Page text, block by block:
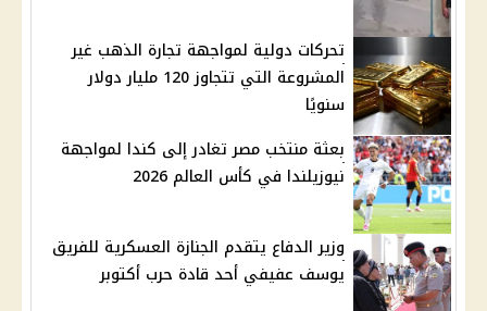
تحركات دولية لمواجهة تجارة الذهب غير
المشروعة التي تتجاوز 120 مليار دولار
سنويًا
بعثة منتخب مصر تغادر إلى كندا لمواجهة
نيوزيلندا في كأس العالم 2026
وزير الدفاع يتقدم الجنازة العسكرية للفريق
يوسف عفيفي أحد قادة حرب أكتوبر